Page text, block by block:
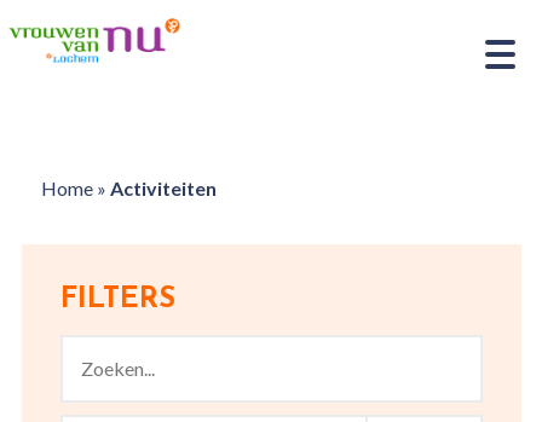
Home» Activiteiten
FILTERS